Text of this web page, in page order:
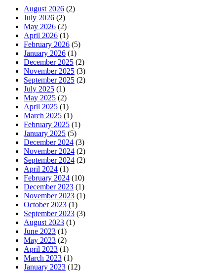
August 2026 (2)
July 2026 (2)
May 2026 (2)
April 2026 (1)
February 2026 (5)
January 2026 (1)
December 2025 (2)
November 2025 (3)
September 2025 (2)
July 2025 (1)
May 2025 (2)
April 2025 (1)
March 2025 (1)
February 2025 (1)
January 2025 (5)
December 2024 (3)
November 2024 (2)
September 2024 (2)
April 2024 (1)
February 2024 (10)
December 2023 (1)
November 2023 (1)
October 2023 (1)
September 2023 (3)
August 2023 (1)
June 2023 (1)
May 2023 (2)
April 2023 (1)
March 2023 (1)
January 2023 (12)